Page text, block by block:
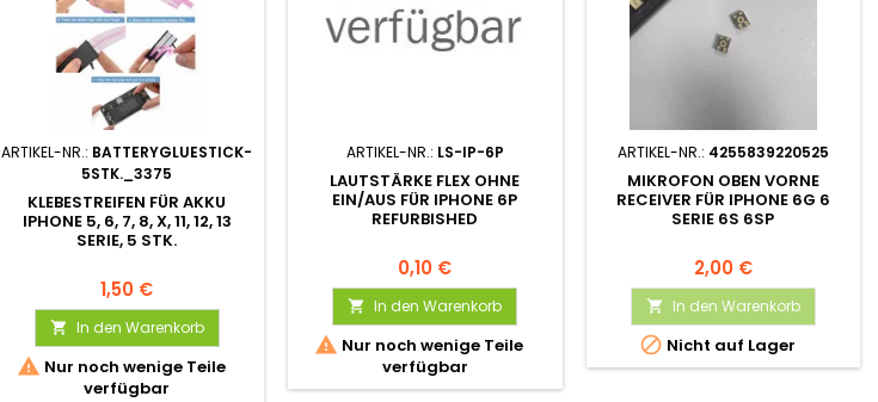
ARTIKEL-NR.: BATTERYGLUESTICK-
5STK._3375
KLEBESTREIFEN FÜR AKKU
IPHONE 5, 6, 7, 8, X, 11, 12, 13
SERIE, 5 STK.
1,50 €
 In den Warenkorb
 Nur noch wenige Teile
verfügbar
ARTIKEL-NR.: LS-IP-6P
LAUTSTÄRKE FLEX OHNE
EIN/AUS FÜR IPHONE 6P
REFURBISHED
0,10 €
 In den Warenkorb
 Nur noch wenige Teile
verfügbar
ARTIKEL-NR.: 4255839220525
MIKROFON OBEN VORNE
RECEIVER FÜR IPHONE 6G 6
SERIE 6S 6SP
2,00 €
 In den Warenkorb
 Nicht auf Lager